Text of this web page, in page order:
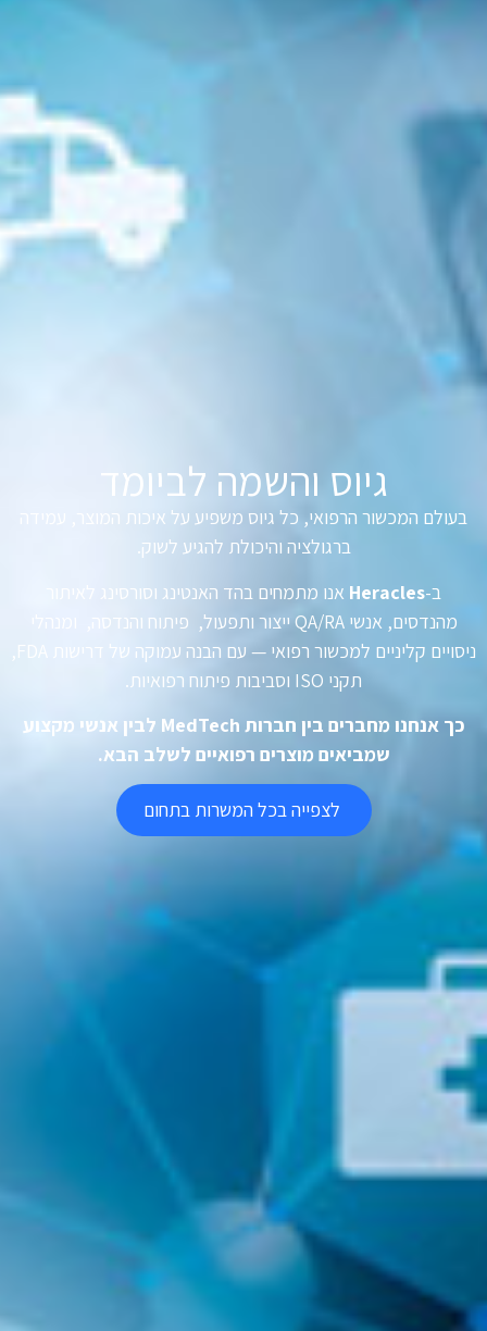
גיוס והשמה לביומד
בעולם המכשור הרפואי, כל גיוס משפיע על איכות המוצר, עמידה
ברגולציה והיכולת להגיע לשוק.
ב-Heracles אנו מתמחים בהד האנטינג וסורסינג לאיתור
מהנדסים, אנשי QA/RA ייצור ותפעול, פיתוח והנדסה, ומנהלי
ניסויים קליניים למכשור רפואי — עם הבנה עמוקה של דרישות FDA,
תקני ISO וסביבות פיתוח רפואיות.
כך אנחנו מחברים בין חברות MedTech לבין אנשי מקצוע
שמביאים מוצרים רפואיים לשלב הבא.
לצפייה בכל המשרות בתחום